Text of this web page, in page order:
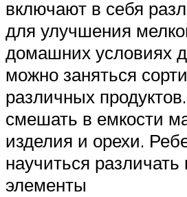
включают в себя
для улучшения
домашних условиях
можно заняться
различных
смешать в емкости
изделия и орехи.
научиться различать
элементы